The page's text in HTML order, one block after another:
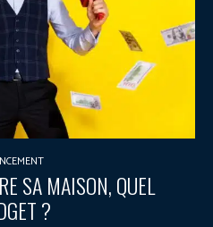
SA MAISON, QUEL
?